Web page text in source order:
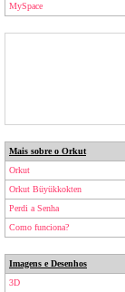
MySpace
Mais sobre o Orkut
Orkut
Orkut Büyükkokten
Perdi a Senha
Como funciona?
Imagens e Desenhos
3D